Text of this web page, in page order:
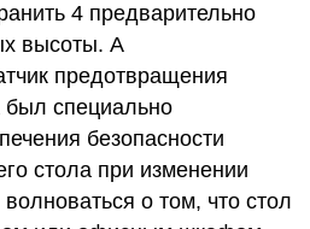
4 предварительно
высоты. А
предотвращения
был специально
безопасности
стола при изменении
о том, что стол